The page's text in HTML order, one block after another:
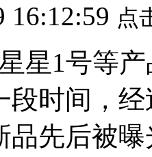
16:12:59 点
星1号等
段时间，
品先后被